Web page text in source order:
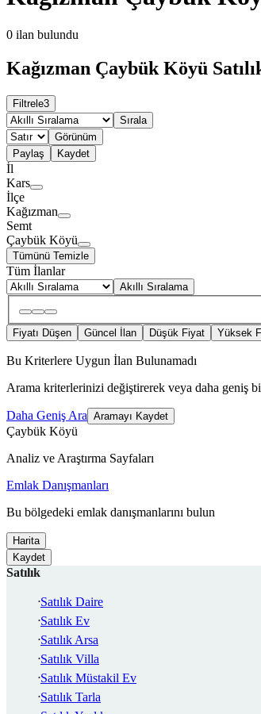
0 ilan bulundu
Kağızman Çaybük Köyü
Filtrele3
Sırala
Görünüm
Paylaş
Kaydet
İl
Kars
İlçe
Kağızman
Semt
Çaybük Köyü
Tümünü Temizle
Tüm İlanlar
Akıllı Sıralama
Fiyatı Düşen Güncel İlan Düşük Fiyat Yüksek
Bu Kriterlere Uygun İlan Bulunamadı
Arama kriterlerinizi değiştirerek veya daha geniş
Daha Geniş Ara Aramayı Kaydet
Çaybük Köyü
Analiz ve Araştırma Sayfaları
Emlak Danışmanları
Bu bölgedeki emlak danışmanlarını bulun
Harita
Kaydet
Satılık
Satılık Daire
Satılık Ev
Satılık Arsa
Satılık Villa
Satılık Müstakil Ev
Satılık Tarla